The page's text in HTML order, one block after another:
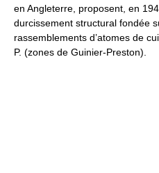
en Angleterre, proposent, en
durcissement structural fondée
rassemblements d’atomes de
P. (zones de Guinier-Preston).